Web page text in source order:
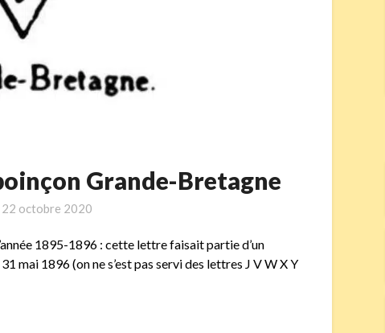
Grande-Bretagne
22 octobre 2020
1895-1896 : cette lettre faisait partie d’un
mai 1896 (on ne s’est pas servi des lettres J V W X Y